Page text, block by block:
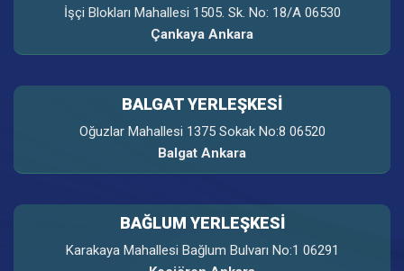
İşçi Blokları Mahallesi 1505. Sk. No: 18/A 06530
Çankaya Ankara
BALGAT YERLEŞKESİ
Oğuzlar Mahallesi 1375 Sokak No:8 06520
Balgat Ankara
BAĞLUM YERLEŞKESİ
Karakaya Mahallesi Bağlum Bulvarı No:1 06291